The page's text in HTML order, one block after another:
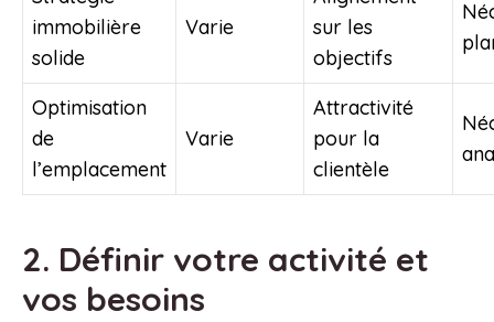
immobilière
solide
Varie
sur les
objectifs
Optimisation
de
l’emplacement
Varie
Attractivité
pour la
clientèle
2. Définir votre activité et
vos besoins